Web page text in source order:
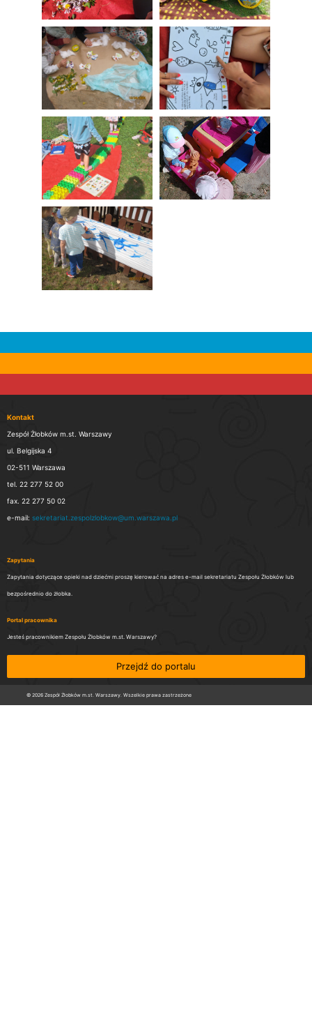
Kontakt
Zespół Żłobków m.st. Warszawy
ul. Belgijska 4
02-511 Warszawa
tel. 22 277 52 00
fax. 22 277 50 02
e-mail: sekretariat.zespolzlobkow@um.warszawa.pl
Zapytania
Zapytania dotyczące opieki nad dziećmi proszę kierować na adres e-mail sekretariatu Zespołu Żłobków lub
bezpośrednio do żłobka.
Portal pracownika
Jesteś pracownikiem Zespołu Żłobków m.st. Warszawy?
Przejdź do portalu
© 2026 Zespół Żłobków m.st. Warszawy. Wszelkie prawa zastrzeżone